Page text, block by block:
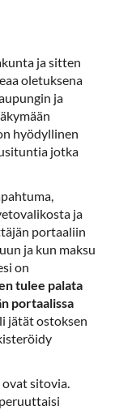
ja sitten
oletuksena
ja
hyödyllinen
jotka
ja
portaaliin
ja kun maksu
on
tulee palata
portaalissa
jätät ostoksen
sitovia.